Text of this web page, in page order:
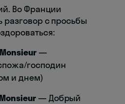
Во Франции
с просьбы
—
господин
и днем)
— Добрый